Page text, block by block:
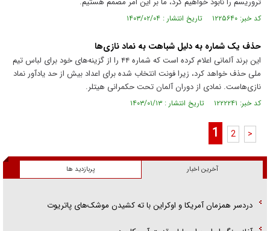
کد خبر: ۱۲۲۵۶۴۰ تاریخ انتشار : ۱۴۰۳/۰۲/۰۴
حذف یک شماره به دلیل شباهت به نماد نازی‌ها
این برند آلمانی اعلام کرده است که شماره ۴۴ را از گزینه‌های خود برای لباس تیم
ملی حذف خواهد کرد، زیرا فونت انتخاب شده برای اعداد بیش از حد یادآور نماد
نازی‌هاست. نمادی از دوران آلمان تحت حکمرانی هیتلر.
کد خبر: ۱۲۲۲۲۴۱ تاریخ انتشار : ۱۴۰۳/۰۱/۱۳
1 2 >
آخرین اخبار پربازدید ها
دردسر همزمان آمریکا و اوکراین با ته کشیدن موشک‌های پاتریوت